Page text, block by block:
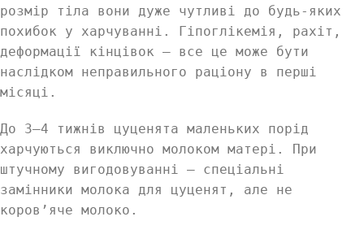
розмір тіла вони дуже чутливі до будь-яких
похибок у харчуванні. Гіпоглікемія, рахіт,
деформації кінцівок — все це може бути
наслідком неправильного раціону в перші
місяці.
До 3–4 тижнів цуценята маленьких порід
харчуються виключно молоком матері. При
штучному вигодовуванні — спеціальні
замінники молока для цуценят, але не
коров’яче молоко.